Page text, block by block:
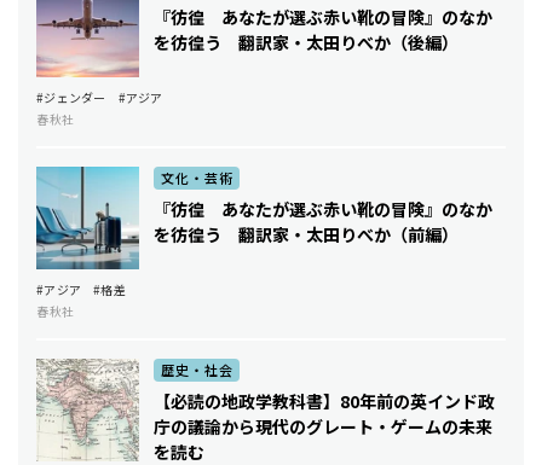
『彷徨 あなたが選ぶ赤い靴の冒険』のなか
を彷徨う 翻訳家・太田りべか（後編）
#ジェンダー
#アジア
春秋社
文化・芸術
『彷徨 あなたが選ぶ赤い靴の冒険』のなか
を彷徨う 翻訳家・太田りべか（前編）
#アジア
#格差
春秋社
歴史・社会
【必読の地政学教科書】80年前の英インド政
庁の議論から現代のグレート・ゲームの未来
を読む